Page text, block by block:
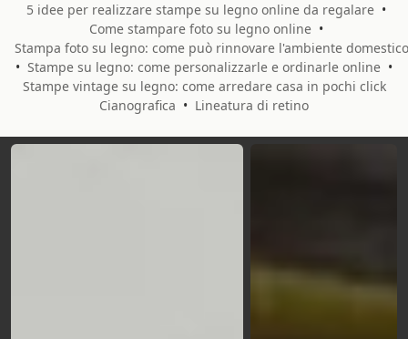
5 idee per realizzare stampe su legno online da regalare •
Come stampare foto su legno online •
Stampa foto su legno: come può rinnovare l'ambiente domestico
• Stampe su legno: come personalizzarle e ordinarle online •
Stampe vintage su legno: come arredare casa in pochi click
Cianografica • Lineatura di retino